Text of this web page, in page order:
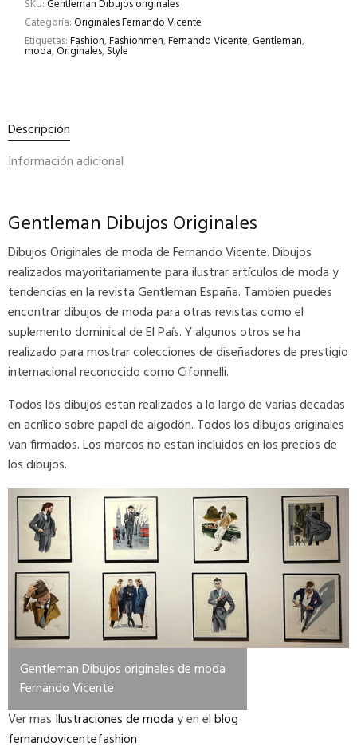
SKU:Gentleman Dibujos originales
Categoría:Originales Fernando Vicente
Etiquetas:Fashion,Fashionmen,Fernando Vicente,Gentleman,
moda,Originales,Style
Descripción
Información adicional
Gentleman Dibujos Originales
Dibujos Originales de moda de Fernando Vicente. Dibujos
realizados mayoritariamente para ilustrar artículos de moda y
tendencias en la revista Gentleman España. Tambien puedes
encontrar dibujos de moda para otras revistas como el
suplemento dominical de El País. Y algunos otros se ha
realizado para mostrar colecciones de diseñadores de prestigio
internacional reconocido como Cifonnelli.
Todos los dibujos estan realizados a lo largo de varias decadas
en acrílico sobre papel de algodón. Todos los dibujos originales
van firmados. Los marcos no estan incluidos en los precios de
los dibujos.
Gentleman Dibujos originales de moda
Fernando Vicente
Ver mas Ilustraciones de moday en elblog
fernandovicentefashion